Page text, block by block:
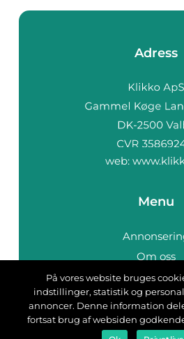
Adress
web:
Menu
Om oss
Cookies
Kontakta
Sitemap
På vores website bruges
indstillinger, statistik og
annoncer. Denne information
fortsat brug af websiden